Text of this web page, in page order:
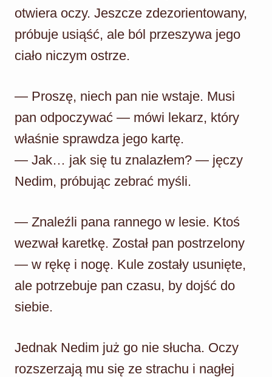
otwiera oczy. Jeszcze zdezorientowany,
próbuje usiąść, ale ból przeszywa jego
ciało niczym ostrze.
— Proszę, niech pan nie wstaje. Musi
pan odpoczywać — mówi lekarz, który
właśnie sprawdza jego kartę.
— Jak… jak się tu znalazłem? — jęczy
Nedim, próbując zebrać myśli.
— Znaleźli pana rannego w lesie. Ktoś
wezwał karetkę. Został pan postrzelony
— w rękę i nogę. Kule zostały usunięte,
ale potrzebuje pan czasu, by dojść do
siebie.
Jednak Nedim już go nie słucha. Oczy
rozszerzają mu się ze strachu i nagłej